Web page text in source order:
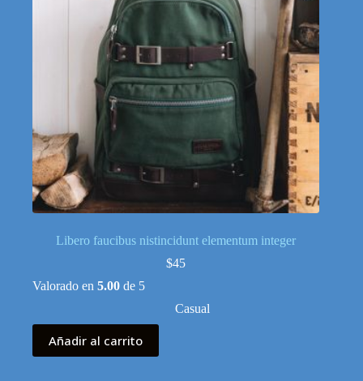
Libero faucibus nistincidunt elementum integer
$45
Valorado en 5.00 de 5
Casual
Añadir al carrito